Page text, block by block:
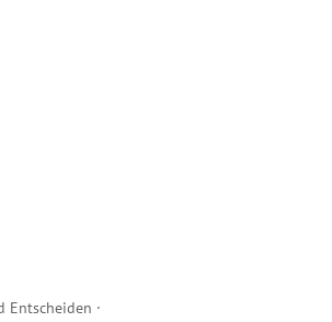
Entscheiden ·